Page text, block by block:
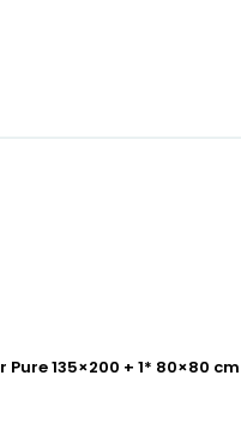
Pure 135×200 + 1* 80×80 cm